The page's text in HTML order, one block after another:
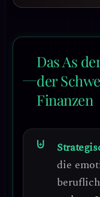
Das As
der
Finanzen
die